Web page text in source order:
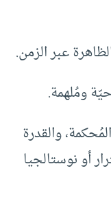
عبر الزمن.
ومُلهمة.
والقدرة
أو نوستالجيا